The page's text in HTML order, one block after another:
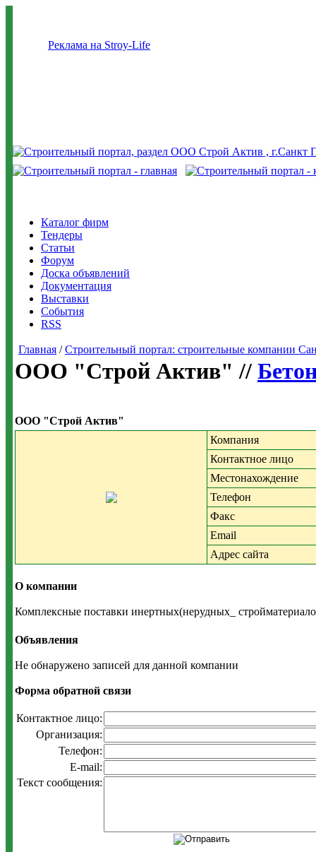
Реклама на Stroy-Life
Каталог фирм
Тендеры
Статьи
Форум
Доска объявлений
Документация
Выставки
События
RSS
Главная /Строительный портал: строительные компании
ООО "Строй Актив" //
ООО "Строй Актив"
Компания
Контактное лицо
Местонахождение
Телефон
Факс
Email
Адрес сайта
О компании
Комплексные поставки инертных(нерудных_
Объявления
Не обнаружено записей для данной компании
Форма обратной связи
Контактное лицо:
Организация:
Телефон:
E-mail:
Текст сообщения: